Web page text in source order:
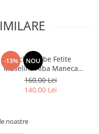
-13% NOU
Rochie Bebe Fetite
Muselina Alba Maneca
Scurta
160,00 Lei
140,00 Lei
noastre